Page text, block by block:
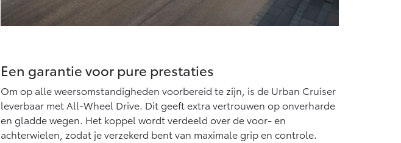
Een garantie voor pure prestaties
Om op alle weersomstandigheden voorbereid te zijn, is de Urban Cruiser
leverbaar met All-Wheel Drive. Dit geeft extra vertrouwen op onverharde
en gladde wegen. Het koppel wordt verdeeld over de voor- en
achterwielen, zodat je verzekerd bent van maximale grip en controle.